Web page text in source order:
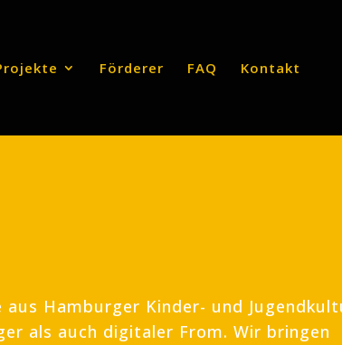
Förderer FAQ Kontakt
Hamburger Kinder- und
als auch digitaler From. Wir bringen